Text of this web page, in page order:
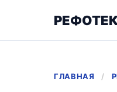
ГЛАВНАЯ /